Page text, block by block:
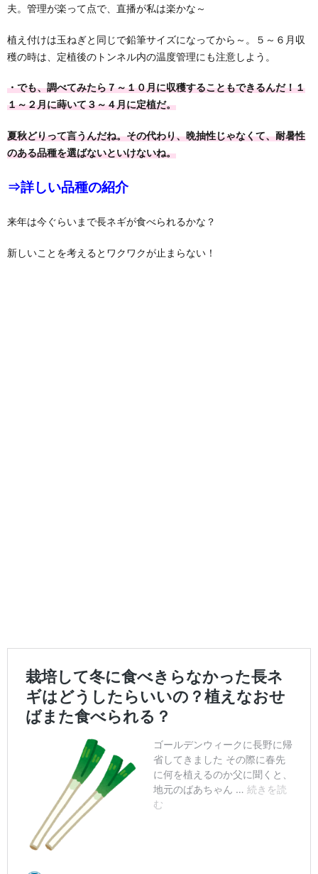
夫。管理が楽って点で、直播が私は楽かな～
植え付けは玉ねぎと同じで鉛筆サイズになってから～。５～６月収
穫の時は、定植後のトンネル内の温度管理にも注意しよう。
・でも、調べてみたら７～１０月に収穫することもできるんだ！１
１～２月に蒔いて３～４月に定植だ。
夏秋どりって言うんだね。その代わり、晩抽性じゃなくて、耐暑性
のある品種を選ばないといけないね。
⇒詳しい品種の紹介
来年は今ぐらいまで長ネギが食べられるかな？
新しいことを考えるとワクワクが止まらない！